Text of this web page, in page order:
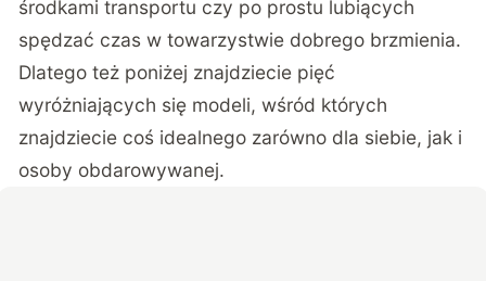
środkami transportu czy po prostu lubiących
spędzać czas w towarzystwie dobrego brzmienia.
Dlatego też poniżej znajdziecie pięć
wyróżniających się modeli, wśród których
znajdziecie coś idealnego zarówno dla siebie, jak i
osoby obdarowywanej.